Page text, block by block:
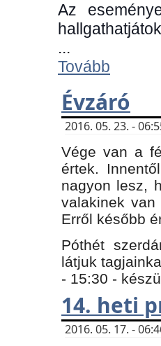
Az
...
Tovább
Évzáró
2016. 05. 23. -
Vége van a
értek.
nagyon lesz,
valakinek
Erről később
Póthét
látjuk
- 15:30 -
14. heti
2016. 05. 17. -